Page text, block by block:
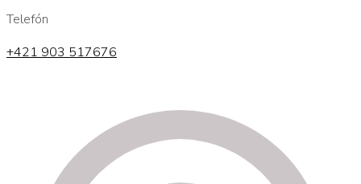
Telefón
+421 903 517676